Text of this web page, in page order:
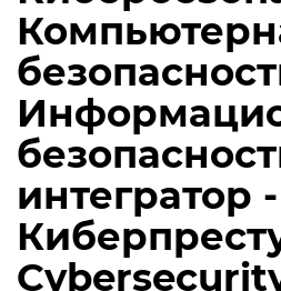
интегратор -